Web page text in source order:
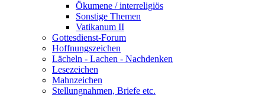
Ökumene / interreligiös
Sonstige Themen
Vatikanum II
Gottesdienst-Forum
Hoffnungszeichen
Lächeln - Lachen - Nachdenken
Lesezeichen
Mahnzeichen
Stellungnahmen, Briefe etc.